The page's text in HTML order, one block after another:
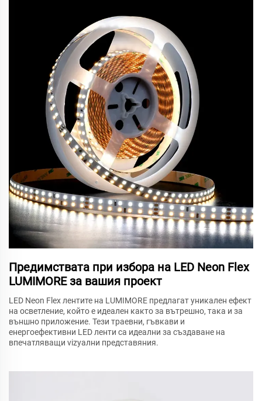
Предимствата при избора на LED Neon Flex
LUMIMORE за вашия проект
LED Neon Flex лентите на LUMIMORE предлагат уникален ефект
на осветление, който е идеален както за вътрешно, така и за
външно приложение. Тези траевни, гъвкави и
енергоефективни LED ленти са идеални за създаване на
впечатляващи vizуални представяния.